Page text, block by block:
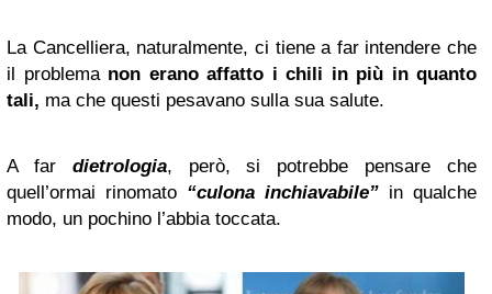
La Cancelliera, naturalmente, ci tiene a far intendere che
il problema non erano affatto i chili in più in quanto
tali, ma che questi pesavano sulla sua salute.
A far dietrologia, però, si potrebbe pensare che
quell’ormai rinomato “culona inchiavabile” in qualche
modo, un pochino l’abbia toccata.